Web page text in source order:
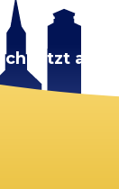
jetzt an!